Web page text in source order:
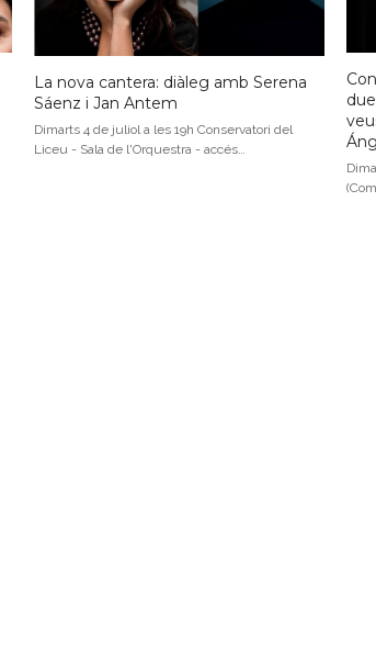
La nova cantera: diàleg amb Serena
Sáenz i Jan Antem
Dimarts 4 de juliol a les 19h Conservatori del
Liceu - Sala de l'Orquestra - accés…